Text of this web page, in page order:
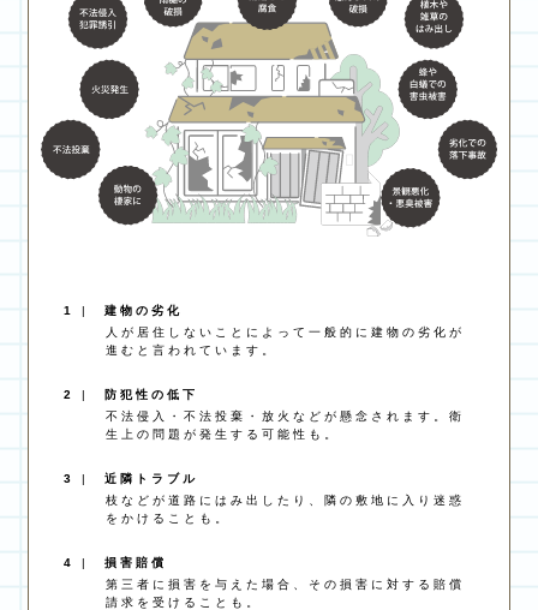
1 |
建物の劣化
人が居住しないことによって一般的に建物の劣化が
進むと言われています。
2 |
防犯性の低下
不法侵入・不法投棄・放火などが懸念されます。衛
生上の問題が発生する可能性も。
3 |
近隣トラブル
枝などが道路にはみ出したり、隣の敷地に入り迷惑
をかけることも。
4 |
損害賠償
第三者に損害を与えた場合、その損害に対する賠償
請求を受けることも。